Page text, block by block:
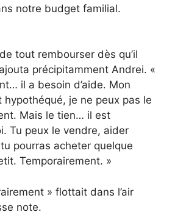
notre budget familial.
tout rembourser dès qu’il
précipitamment Andrei. «
il a besoin d’aide. Mon
je ne peux pas le
Mais le tien… il est
Tu peux le vendre, aider
pourras acheter quelque
Temporairement. »
» flottait dans l’air
note.